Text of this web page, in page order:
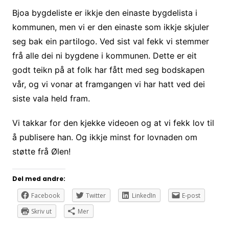
Bjoa bygdeliste er ikkje den einaste bygdelista i
kommunen, men vi er den einaste som ikkje skjuler
seg bak ein partilogo. Ved sist val fekk vi stemmer
frå alle dei ni bygdene i kommunen. Dette er eit
godt teikn på at folk har fått med seg bodskapen
vår, og vi vonar at framgangen vi har hatt ved dei
siste vala held fram.
Vi takkar for den kjekke videoen og at vi fekk lov til
å publisere han. Og ikkje minst for lovnaden om
støtte frå Ølen!
Del med andre:
Facebook
Twitter LinkedIn
E-post
Skriv ut
Mer